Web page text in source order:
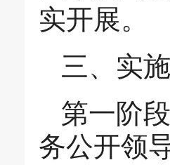
实开展。
三、实
第一阶
务公开领